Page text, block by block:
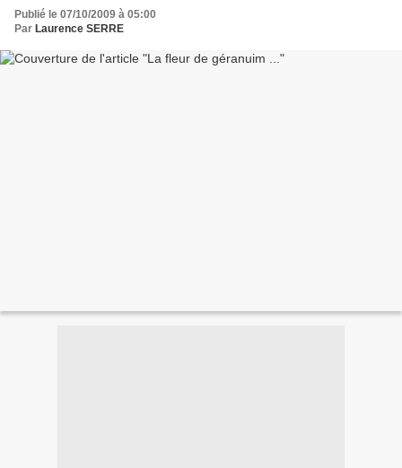
Publié le 07/10/2009 à 05:00
Par Laurence SERRE